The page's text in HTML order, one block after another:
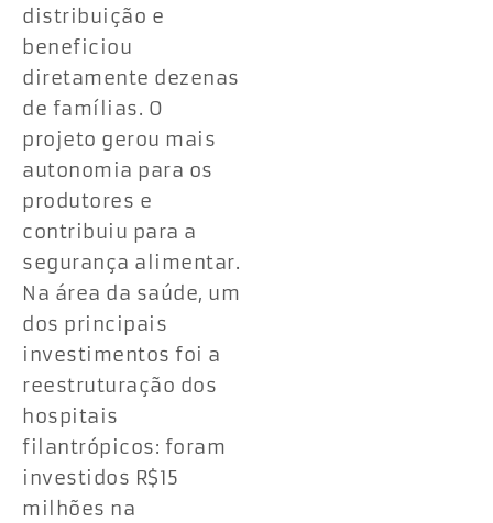
distribuição e
beneficiou
diretamente dezenas
de famílias. O
projeto gerou mais
autonomia para os
produtores e
contribuiu para a
segurança alimentar.
Na área da saúde, um
dos principais
investimentos foi a
reestruturação dos
hospitais
filantrópicos: foram
investidos R$15
milhões na